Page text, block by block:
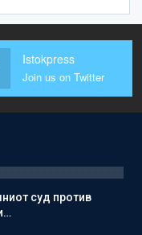
Istokpress
Join us on Twitter
суд против